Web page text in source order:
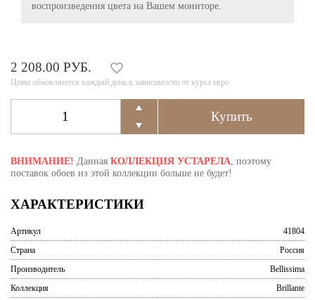
воспроизведения цвета на Вашем мониторе.
2 208.00 РУБ.
Цены обновляются каждый день в зависимости от курса евро
ВНИМАНИЕ! Данная КОЛЛЕКЦИЯ УСТАРЕЛА, поэтому
поставок обоев из этой коллекции больше не будет!
ХАРАКТЕРИСТИКИ
Артикул
41804
Страна
Россия
Производитель
Bellissima
Коллекция
Brillante